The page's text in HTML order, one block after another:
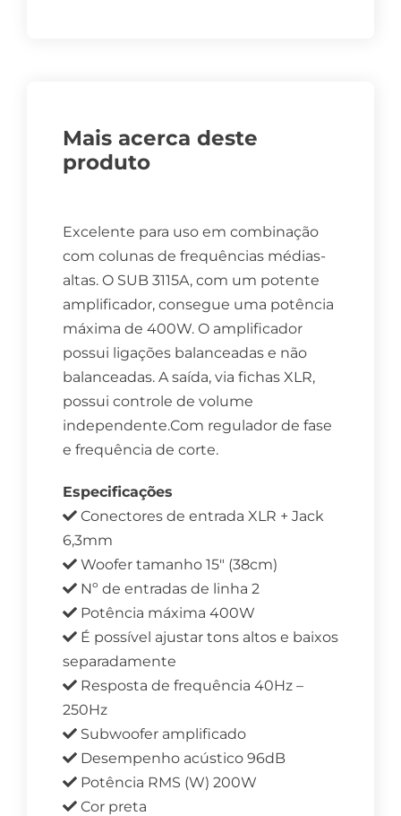
Mais acerca deste
produto
Excelente para uso em combinação
com colunas de frequências médias-
altas. O SUB 3115A, com um potente
amplificador, consegue uma potência
máxima de 400W. O amplificador
possui ligações balanceadas e não
balanceadas. A saída, via fichas XLR,
possui controle de volume
independente.Com regulador de fase
e frequência de corte.
Especificações
Conectores de entrada XLR + Jack
6,3mm
Woofer tamanho 15″ (38cm)
Nº de entradas de linha 2
Potência máxima 400W
É possível ajustar tons altos e baixos
separadamente
Resposta de frequência 40Hz –
250Hz
Subwoofer amplificado
Desempenho acústico 96dB
Potência RMS (W) 200W
Cor preta